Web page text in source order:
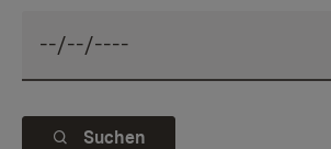
Suchen